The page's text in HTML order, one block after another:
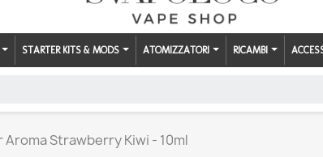
STARTER KITS & MODS ATOMIZZATORI RICAMBI
Aroma Strawberry Kiwi - 10ml